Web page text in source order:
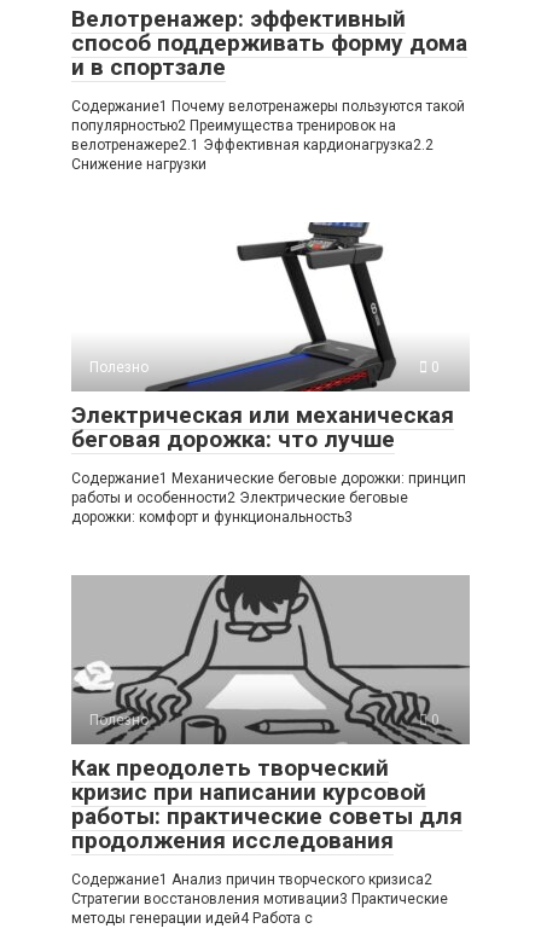
Велотренажер: эффективный
способ поддерживать форму дома
и в спортзале
Содержание1 Почему велотренажеры пользуются такой
популярностью2 Преимущества тренировок на
велотренажере2.1 Эффективная кардионагрузка2.2
Снижение нагрузки
Полезно 0
Электрическая или механическая
беговая дорожка: что лучше
Содержание1 Механические беговые дорожки: принцип
работы и особенности2 Электрические беговые
дорожки: комфорт и функциональность3
Полезно 0
Как преодолеть творческий
кризис при написании курсовой
работы: практические советы для
продолжения исследования
Содержание1 Анализ причин творческого кризиса2
Стратегии восстановления мотивации3 Практические
методы генерации идей4 Работа с